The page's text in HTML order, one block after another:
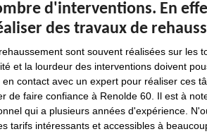
d'interventions. En
des travaux de
sont souvent réalisées sur les
et la lourdeur des interventions doivent
contact avec un expert pour réaliser ces
de faire confiance à Renolde 60. Il est à
qui a plusieurs années d'expérience.
tarifs intéressants et accessibles à